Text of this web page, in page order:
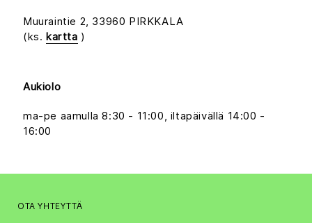
Muuraintie 2, 33960 PIRKKALA
(ks. kartta )
Aukiolo
ma-pe aamulla 8:30 - 11:00, iltapäivällä 14:00 -
16:00
OTA YHTEYTTÄ